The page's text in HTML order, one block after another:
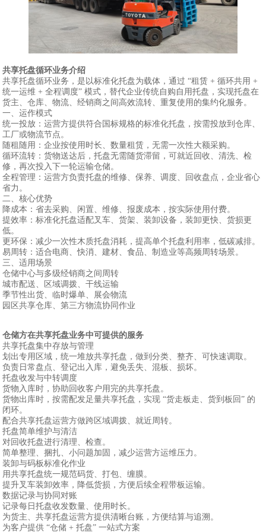
共享托盘循环业务介绍
共享托盘循环业务，是以标准化托盘为载体，通过 “租赁 + 循环共用 +
统一运维 + 全程调度” 模式，替代企业传统自购自用托盘，实现托盘在
货主、仓库、物流、经销商之间高效流转、重复使用的集约化服务。
一、运作模式
统一投放：运营方提供符合国标规格的标准化托盘，按需投放到仓库、
工厂或物流节点。
随租随用：企业按使用时长、数量租赁，无需一次性大额采购。
循环流转：货物送达后，托盘无需随货滞留，可就近回收、清洗、检
修，再次投入下一轮运输仓储。
全程管理：运营方负责托盘的维修、保养、调度、回收盘点，企业省心
省力。
二、核心优势
降成本：省去采购、闲置、维修、报废成本，按实际使用付费。
提效率：标准化托盘适配叉车、货架、装卸设备，装卸更快、货损更
低。
更环保：减少一次性木质托盘消耗，提高单个托盘利用率，低碳减排。
易周转：适合电商、快消、建材、食品、制造业等高频周转场景。
三、适用场景
仓储中心与多级经销商之间周转
城市配送、区域调拨、干线运输
季节性出货、临时爆单、展会物流
园区共享仓库、第三方物流协同作业
仓储方在共享托盘业务中可提供的服务
共享托盘集中存放与管理
划出专用区域，统一堆放共享托盘，做到分类、整齐、可快速调取。
负责日常盘点、登记出入库，避免丢失、混板、损坏。
托盘收发与中转调度
货物入库时，协助回收客户用完的共享托盘。
货物出库时，按需配发足量共享托盘，实现 “货走板走、货到板回” 的
闭环。
配合共享托盘运营方做跨区域调拨、就近周转。
托盘简单维护与清洁
对回收托盘进行清理、检查。
简单整理、捆扎、小问题加固，减少运营方运维压力。
装卸与码板标准化作业
用共享托盘统一规范码货、打包、缠膜。
提升叉车装卸效率，降低货损，方便后续全程带板运输。
数据记录与协同对账
记录每日托盘收发数量、使用时长。
为货主、共享托盘运营方提供清晰台账，方便结算与追溯。
为客户提供 “仓储 + 托盘” 一站式方案